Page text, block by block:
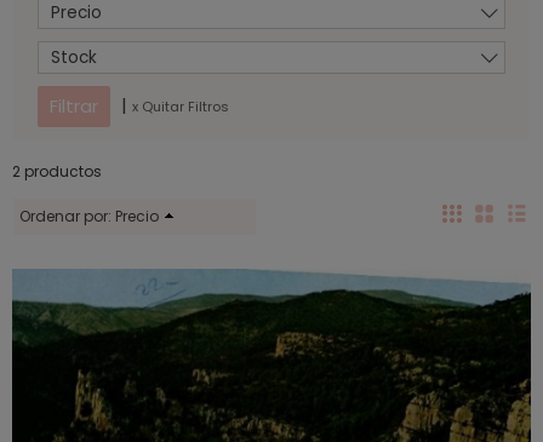
Precio
Stock
| x Quitar Filtros
2 productos
Ordenar por: Precio